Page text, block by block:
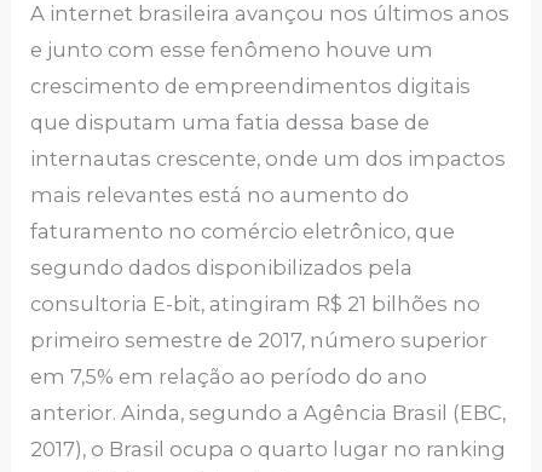
A internet brasileira avançou nos últimos anos
e junto com esse fenômeno houve um
crescimento de empreendimentos digitais
que disputam uma fatia dessa base de
internautas crescente, onde um dos impactos
mais relevantes está no aumento do
faturamento no comércio eletrônico, que
segundo dados disponibilizados pela
consultoria E-bit, atingiram R$ 21 bilhões no
primeiro semestre de 2017, número superior
em 7,5% em relação ao período do ano
anterior. Ainda, segundo a Agência Brasil (EBC,
2017), o Brasil ocupa o quarto lugar no ranking